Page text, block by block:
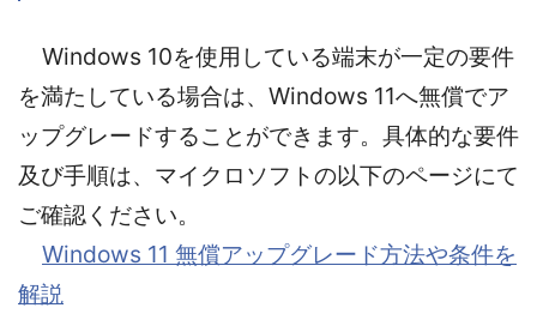
Windows 10を使用している端末が一定の要件
を満たしている場合は、Windows 11へ無償でア
ップグレードすることができます。具体的な要件
及び手順は、マイクロソフトの以下のページにて
ご確認ください。
Windows 11 無償アップグレード方法や条件を
解説